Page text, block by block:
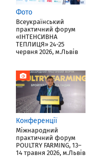
Фото
Всеукраїнський
практичний форум
«ІНТЕНСИВНА
ТЕПЛИЦЯ» 24-25
червня 2026, м.Львів
Конференції
Міжнародний
практичний форум
POULTRY FARMING, 13–
14 травня 2026, м.Львів